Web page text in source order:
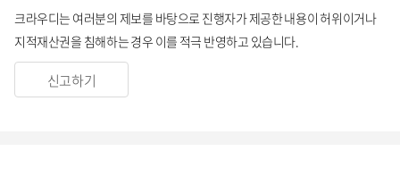
크라우디는 여러분의 제보를 바탕으로 진행자가 제공한 내용이 허위이거나
지적재산권을 침해하는 경우 이를 적극 반영하고 있습니다.
신고하기